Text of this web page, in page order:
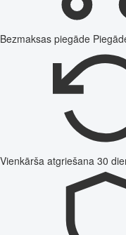
Bezmaksas piegāde
Vienkārša atgriešana 30